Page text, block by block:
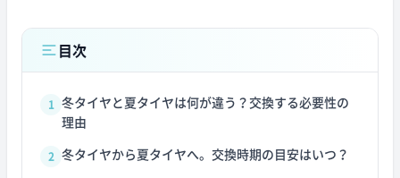
目次
1 冬タイヤと夏タイヤは何が違う？交換する必要性の
理由
2 冬タイヤから夏タイヤへ。交換時期の目安はいつ？